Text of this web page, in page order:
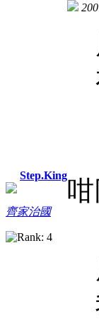
Step.King
齊家治國